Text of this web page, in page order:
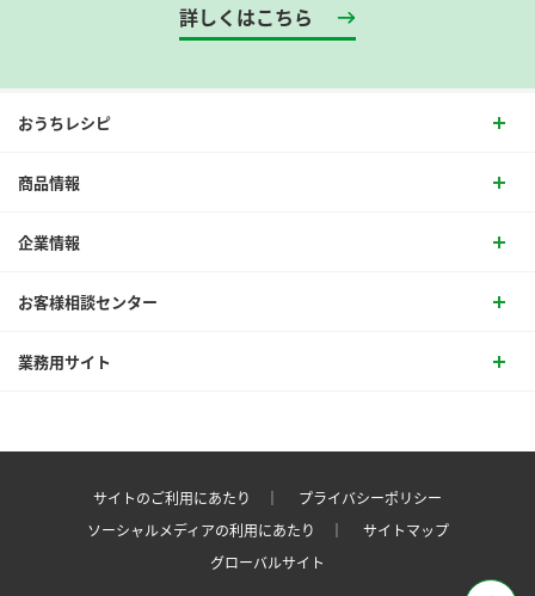
詳しくはこちら
おうちレシピ
商品情報
企業情報
お客様相談センター
業務用サイト
サイトのご利用にあたり ｜
プライバシーポリシー
ソーシャルメディアの利用にあたり ｜
サイトマップ
グローバルサイト